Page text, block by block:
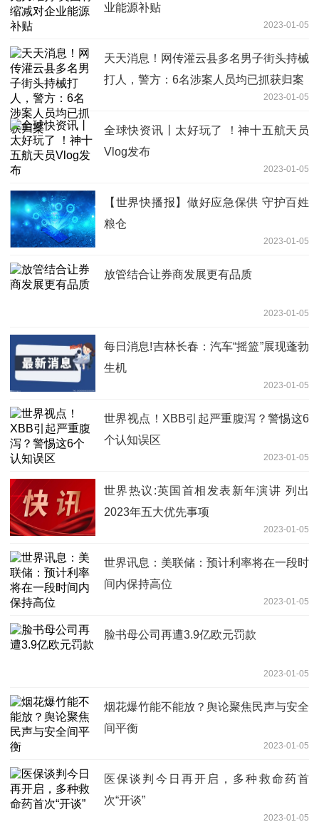
业能源补贴
2023-01-05
天天消息！网传灌云县多名男子街头持械
打人，警方：6名涉案人员均已抓获归案
2023-01-05
全球快资讯丨太好玩了 ！神十五航天员
Vlog发布
2023-01-05
【世界快播报】做好应急保供 守护百姓
粮仓
2023-01-05
放管结合让券商发展更有品质
2023-01-05
每日消息!吉林长春：汽车“摇篮”展现蓬勃
生机
2023-01-05
世界视点！XBB引起严重腹泻？警惕这6
个认知误区
2023-01-05
世界热议:英国首相发表新年演讲 列出
2023年五大优先事项
2023-01-05
世界讯息：美联储：预计利率将在一段时
间内保持高位
2023-01-05
脸书母公司再遭3.9亿欧元罚款
2023-01-05
烟花爆竹能不能放？舆论聚焦民声与安全
间平衡
2023-01-05
医保谈判今日再开启，多种救命药首
次“开谈”
2023-01-05